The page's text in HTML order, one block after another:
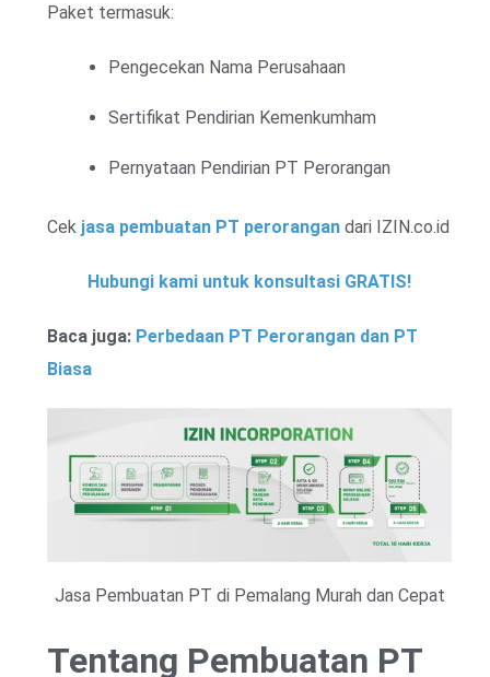
Paket termasuk:
Pengecekan Nama Perusahaan
Sertifikat Pendirian Kemenkumham
Pernyataan Pendirian PT Perorangan
Cek jasa pembuatan PT perorangan dari IZIN.co.id
Hubungi kami untuk konsultasi GRATIS!
Baca juga: Perbedaan PT Perorangan dan PT
Biasa
Jasa Pembuatan PT di Pemalang Murah dan Cepat
Tentang Pembuatan PT